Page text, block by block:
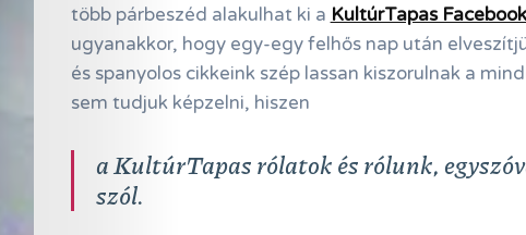
Online
Magazin
Hírlevél
Kapcsolat
Adatkezelés
több párbeszéd alakulhat ki a KultúrTapas
ugyanakkor, hogy egy-egy felhős nap után
és spanyolos cikkeink szép lassan kiszorulnak a
sem tudjuk képzelni, hiszen
a KultúrTapas rólatok és rólunk,
szól.